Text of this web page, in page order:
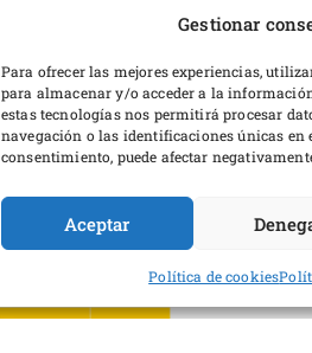
Gestionar
Para ofrecer las mejores experiencias,
para almacenar y/o acceder a la
estas tecnologías nos permitirá procesar
navegación o las identificaciones únicas en
consentimiento, puede afectar
Aceptar
Política de cookies
Condiciones del servicio
Preferencias de cookies
Políticas de devoluciones y
Desarrollo web
Ministerio de Cultura y Deporte